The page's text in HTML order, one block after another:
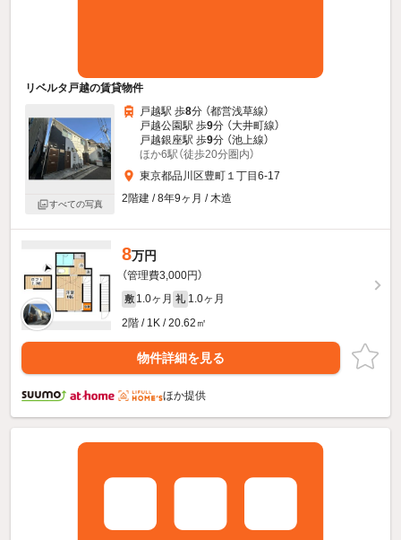
リベルタ戸越の賃貸物件
すべての写真
戸越駅 歩8分 （都営浅草線）
戸越公園駅 歩9分 （大井町線）
戸越銀座駅 歩9分 （池上線）
ほか6駅（徒歩20分圏内）
東京都品川区豊町１丁目6-17
2階建 / 8年9ヶ月 / 木造
8万円
（管理費3,000円）
敷 1.0ヶ月 礼 1.0ヶ月
2階 / 1K / 20.62㎡
物件詳細を見る
ほか提供